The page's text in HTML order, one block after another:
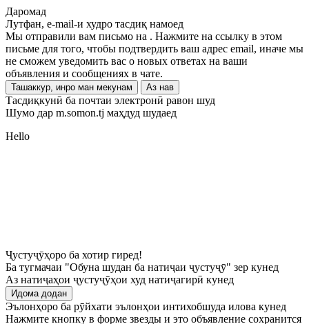
Даромад
Лутфан, e-mail-и худро тасдиқ намоед
Мы отправили вам письмо на . Нажмите на ссылку в этом
письме для того, чтобы подтвердить ваш адрес email, иначе мы
не сможем уведомить вас о новых ответах на ваши
объявления и сообщениях в чате.
Ташаккур, инро ман мекунам Аз нав
Тасдиқкунӣ ба почтаи электронӣ равон шуд
Шумо дар m.somon.tj маҳдуд шудаед
Hello
Ҷустуҷӯҳоро ба хотир гиред!
Ба тугмачаи "Обуна шудан ба натиҷаи ҷустуҷӯ" зер кунед
Аз натиҷаҳои ҷустуҷӯҳои худ натиҷагирӣ кунед
Идома додан
Эълонҳоро ба рӯйхати эълонҳои интихобшуда илова кунед
Нажмите кнопку в форме звезды и это объявление сохранится